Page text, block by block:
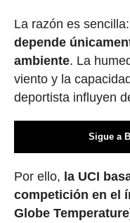
La razón es sencilla:
depende
ambiente. La
viento y la
deportista influyen
Sigue a
Por ello, la UCI
competición en el
Globe